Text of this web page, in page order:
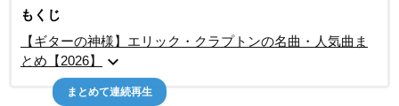
もくじ
【ギターの神様】エリック・クラプトンの名曲・人気曲ま
とめ【2026】
expand_more
まとめて連続再生